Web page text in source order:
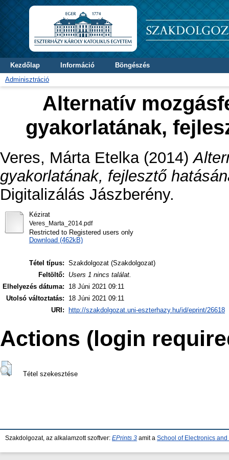
Kezdőlap Információ
Böngészés
Adminisztráció
Alternatív
gyakorlatának,
Veres, Márta Etelka(2014)
gyakorlatának, fejlesztő
Digitalizálás Jászberény.
Kézirat
Veres_Marta_2014.pdf
Restricted to Registered users only
Download (462kB)
Tétel típus: Szakdolgozat (Szakdolgozat)
Feltöltő:
Users 1 nincs találat.
Elhelyezés dátuma:
18 Júni 2021 09:11
Utolsó változtatás:
18 Júni 2021 09:11
URI:
http://szakdolgozat.uni-eszterhazy.hu/id/eprint/26618
Actions (login
Tétel szekesztése
Szakdolgozat, az alkalamzott szoftver: EPrints 3 amit a School of Electronics